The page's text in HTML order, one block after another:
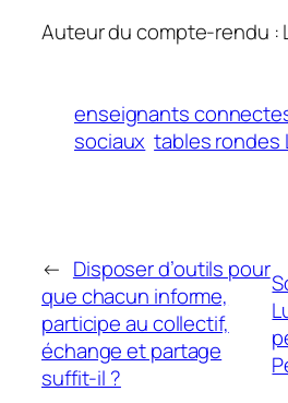
Auteur du compte-rendu :
enseignants
sociaux tables rondes
← Disposer d’outils pour
que chacun informe,
participe au collectif,
échange et partage
suffit-il ?